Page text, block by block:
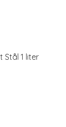
Stål 1 liter